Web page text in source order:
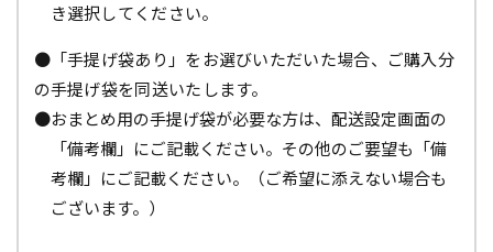
き選択してください。
●「手提げ袋あり」をお選びいただいた場合、ご購入分
の手提げ袋を同送いたします。
●おまとめ用の手提げ袋が必要な方は、配送設定画面の
「備考欄」にご記載ください。その他のご要望も「備
考欄」にご記載ください。（ご希望に添えない場合も
ございます。）